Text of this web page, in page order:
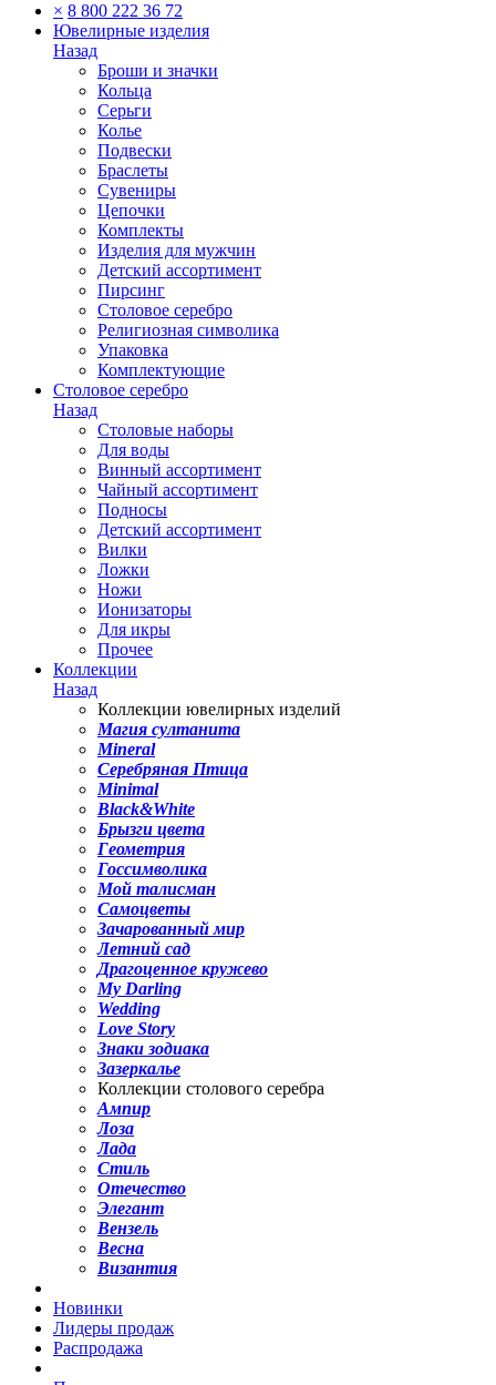
× 8 800 222 36 72
Ювелирные изделия
Назад
Броши и значки
Кольца
Серьги
Колье
Подвески
Браслеты
Сувениры
Цепочки
Комплекты
Изделия для мужчин
Детский ассортимент
Пирсинг
Столовое серебро
Религиозная символика
Упаковка
Комплектующие
Столовое серебро
Назад
Столовые наборы
Для воды
Винный ассортимент
Чайный ассортимент
Подносы
Детский ассортимент
Вилки
Ложки
Ножи
Ионизаторы
Для икры
Прочее
Коллекции
Назад
Коллекции ювелирных изделий
Магия султанита
Mineral
Серебряная Птица
Minimal
Black&White
Брызги цвета
Геометрия
Госсимволика
Мой талисман
Самоцветы
Зачарованный мир
Летний сад
Драгоценное кружево
My Darling
Wedding
Love Story
Знаки зодиака
Зазеркалье
Коллекции столового серебра
Ампир
Лоза
Лада
Стиль
Отечество
Элегант
Вензель
Весна
Византия
Новинки
Лидеры продаж
Распродажа